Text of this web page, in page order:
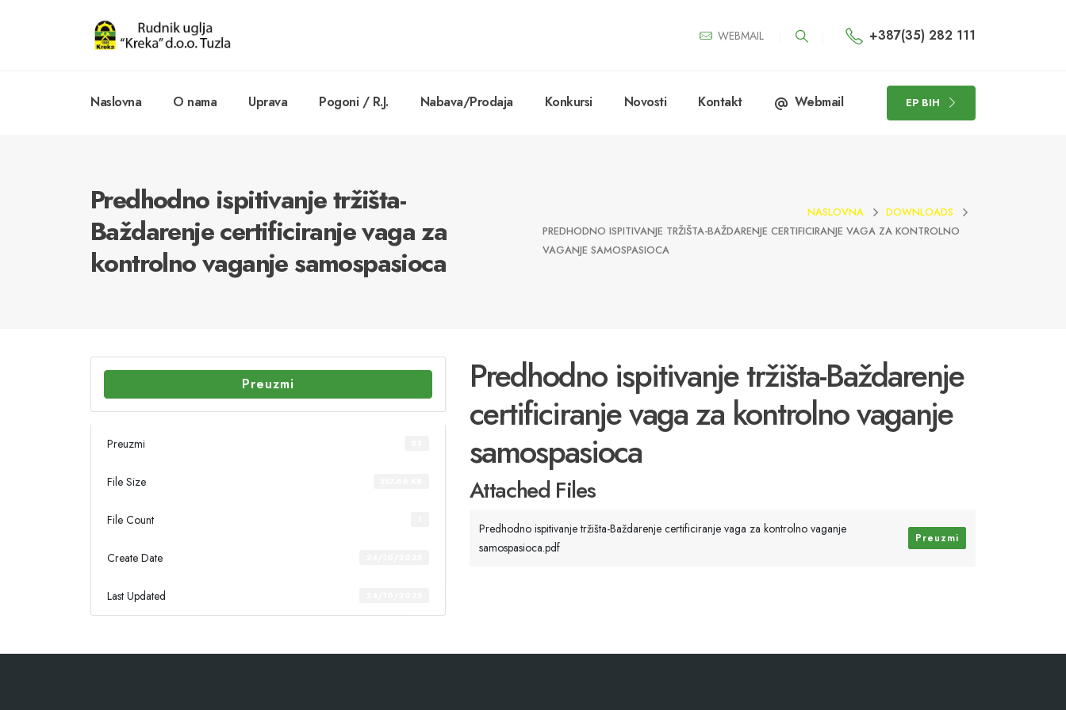
WEBMAIL +387(35) 282 111
Naslovna O nama Uprava Pogoni / R.J. Nabava/Prodaja Konkursi Novosti Kontakt Webmail EP BIH
Predhodno ispitivanje tržišta-
Baždarenje certificiranje vaga za
kontrolno vaganje samospasioca
NASLOVNA
DOWNLOADS
PREDHODNO ISPITIVANJE TRŽIŠTA-BAŽDARENJE CERTIFICIRANJE VAGA ZA KONTROLNO
VAGANJE SAMOSPASIOCA
Preuzmi
Preuzmi
File Size
File Count
Create Date
Last Updated
Predhodno ispitivanje tržišta-Baždarenje
certificiranje vaga za kontrolno vaganje
samospasioca
Attached Files
Predhodno ispitivanje tržišta-Baždarenje certificiranje vaga za kontrolno vaganje
samospasioca.pdf
Preuzmi